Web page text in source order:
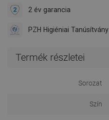
2 év garancia
PZH Higiéniai Tanúsítvány
Termék részletei
Sorozat
Szín